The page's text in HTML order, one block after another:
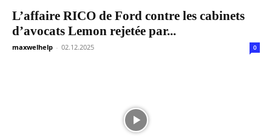
L’affaire RICO de Ford contre les cabinets
d’avocats Lemon rejetée par...
maxwelhelp - 02.12.2025 0